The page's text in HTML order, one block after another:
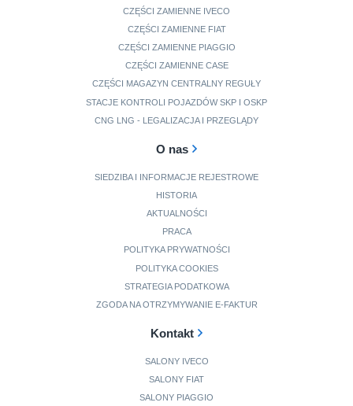
CZĘŚCI ZAMIENNE IVECO
CZĘŚCI ZAMIENNE FIAT
CZĘŚCI ZAMIENNE PIAGGIO
CZĘŚCI ZAMIENNE CASE
CZĘŚCI MAGAZYN CENTRALNY REGUŁY
STACJE KONTROLI POJAZDÓW SKP I OSKP
CNG LNG - LEGALIZACJA I PRZEGLĄDY
O nas
SIEDZIBA I INFORMACJE REJESTROWE
HISTORIA
AKTUALNOŚCI
PRACA
POLITYKA PRYWATNOŚCI
POLITYKA COOKIES
STRATEGIA PODATKOWA
ZGODA NA OTRZYMYWANIE E-FAKTUR
Kontakt
SALONY IVECO
SALONY FIAT
SALONY PIAGGIO